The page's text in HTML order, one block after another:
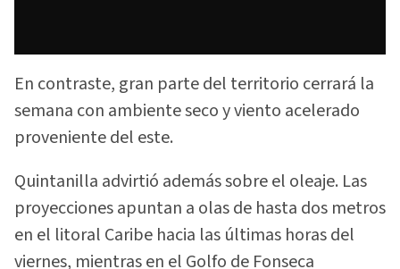
En contraste, gran parte del territorio cerrará la
semana con ambiente seco y viento acelerado
proveniente del este.
Quintanilla advirtió además sobre el oleaje. Las
proyecciones apuntan a olas de hasta dos metros
en el litoral Caribe hacia las últimas horas del
viernes, mientras en el Golfo de Fonseca